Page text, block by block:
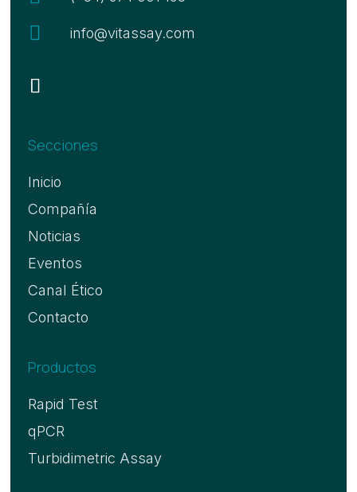
 info@vitassay.com
Secciones
Inicio
Compañía
Noticias
Eventos
Canal Ético
Contacto
Productos
Rapid Test
qPCR
Turbidimetric Assay